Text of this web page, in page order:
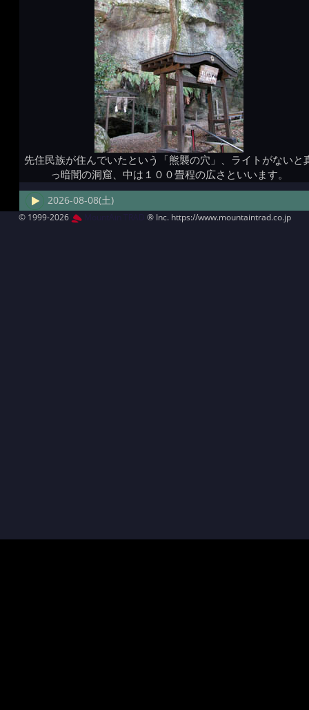
先住民族が住んでいたという「熊襲の穴」、ライトがないと
っ暗闇の洞窟、中は１００畳程の広さといいます。
2026-08-08(土)
© 1999-2026 MountAin TRAD ® Inc. https://www.mountaintrad.co.jp